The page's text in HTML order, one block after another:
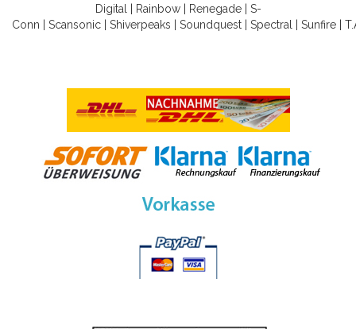
Digital
Rainbow| Renegade| S-
Conn
Scansonic Shiverpeaks Soundquest Spectral Sunfire